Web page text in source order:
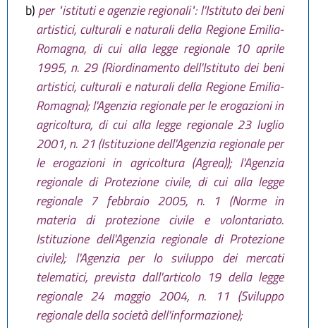
b) per "istituti e agenzie regionali": l'Istituto dei beni
artistici, culturali e naturali della Regione Emilia-
Romagna, di cui alla legge regionale 10 aprile
1995, n. 29 (Riordinamento dell'Istituto dei beni
artistici, culturali e naturali della Regione Emilia-
Romagna); l'Agenzia regionale per le erogazioni in
agricoltura, di cui alla legge regionale 23 luglio
2001, n. 21 (Istituzione dell'Agenzia regionale per
le erogazioni in agricoltura (Agrea)); l'Agenzia
regionale di Protezione civile, di cui alla legge
regionale 7 febbraio 2005, n. 1 (Norme in
materia di protezione civile e volontariato.
Istituzione dell'Agenzia regionale di Protezione
civile); l'Agenzia per lo sviluppo dei mercati
telematici, prevista dall'articolo 19 della legge
regionale 24 maggio 2004, n. 11 (Sviluppo
regionale della società dell'informazione);